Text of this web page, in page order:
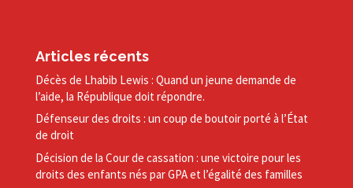
Articles récents
Décès de Lhabib Lewis : Quand un jeune demande de
l’aide, la République doit répondre.
Défenseur des droits : un coup de boutoir porté à l’État
de droit
Décision de la Cour de cassation : une victoire pour les
droits des enfants nés par GPA et l’égalité des familles